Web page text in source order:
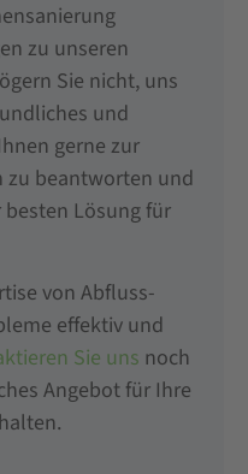
zu unseren
Sie nicht, uns
und
gerne zur
zu beantworten und
Lösung für
von Abfluss-
effektiv und
Sie uns noch
Angebot für Ihre